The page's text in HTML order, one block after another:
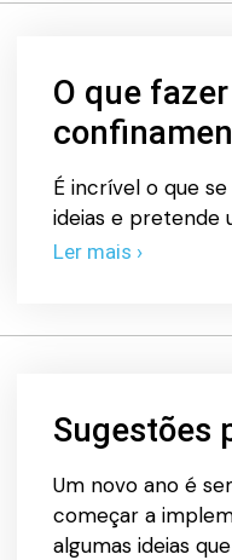
O que
É incrível o que
ideias e pretende
Ler mais ›
Sugestões
Um novo ano é
começar a
algumas ideias